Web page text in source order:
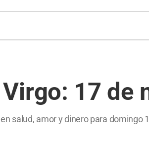
17 de
salud, amor y dinero para domingo